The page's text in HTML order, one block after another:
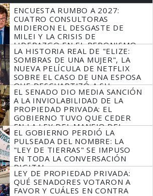
ENCUESTA RUMBO A 2027:
CUATRO CONSULTORAS
MIDIERON EL DESGASTE DE
MILEI Y LA CRISIS DE
LIDERAZGO EN EL PERONISMO
LA HISTORIA REAL DE "ELIZE:
SOMBRAS DE UNA MUJER", LA
NUEVA PELÍCULA DE NETFLIX
SOBRE EL CASO DE UNA ESPOSA
QUE DESCUARTIZÓ A SU
MARIDO
EL SENADO DIO MEDIA SANCIÓN
A LA INVIOLABILIDAD DE LA
PROPIEDAD PRIVADA: EL
GOBIERNO TUVO QUE CEDER
EN LA LEY DEL MANEJO DEL
FUEGO
EL GOBIERNO PERDIÓ LA
PULSEADA DEL NOMBRE: LA
"LEY DE TIERRAS" SE IMPUSO
EN TODA LA CONVERSACIÓN
DIGITAL
LEY DE PROPIEDAD PRIVADA:
QUÉ SENADORES VOTARON A
FAVOR Y CUÁLES EN CONTRA